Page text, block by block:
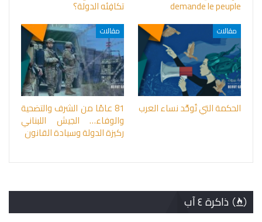
demande le peuple تكافِئه الدولة؟
مقالات
الحكمة التي تُوحِّد نساء العرب
مقالات
81 عامًا من الشرف والتضحية
والوفاء… الجيش اللبناني
ركيزة الدولة وسيادة القانون
ذاكرة ٤ آب